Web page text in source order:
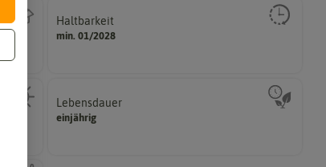
Haltbarkeit
min. 01/2028
Zeitpunkt, bis zu dem das Saat- und Pflanzgut sehr
gut keimen sollte.
Lebensdauer
einjährig
Pflanzen werden kategorisiert in: einjährig,
zweijährig oder mehrjährig.